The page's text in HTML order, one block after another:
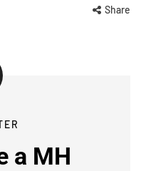
Share
a MH